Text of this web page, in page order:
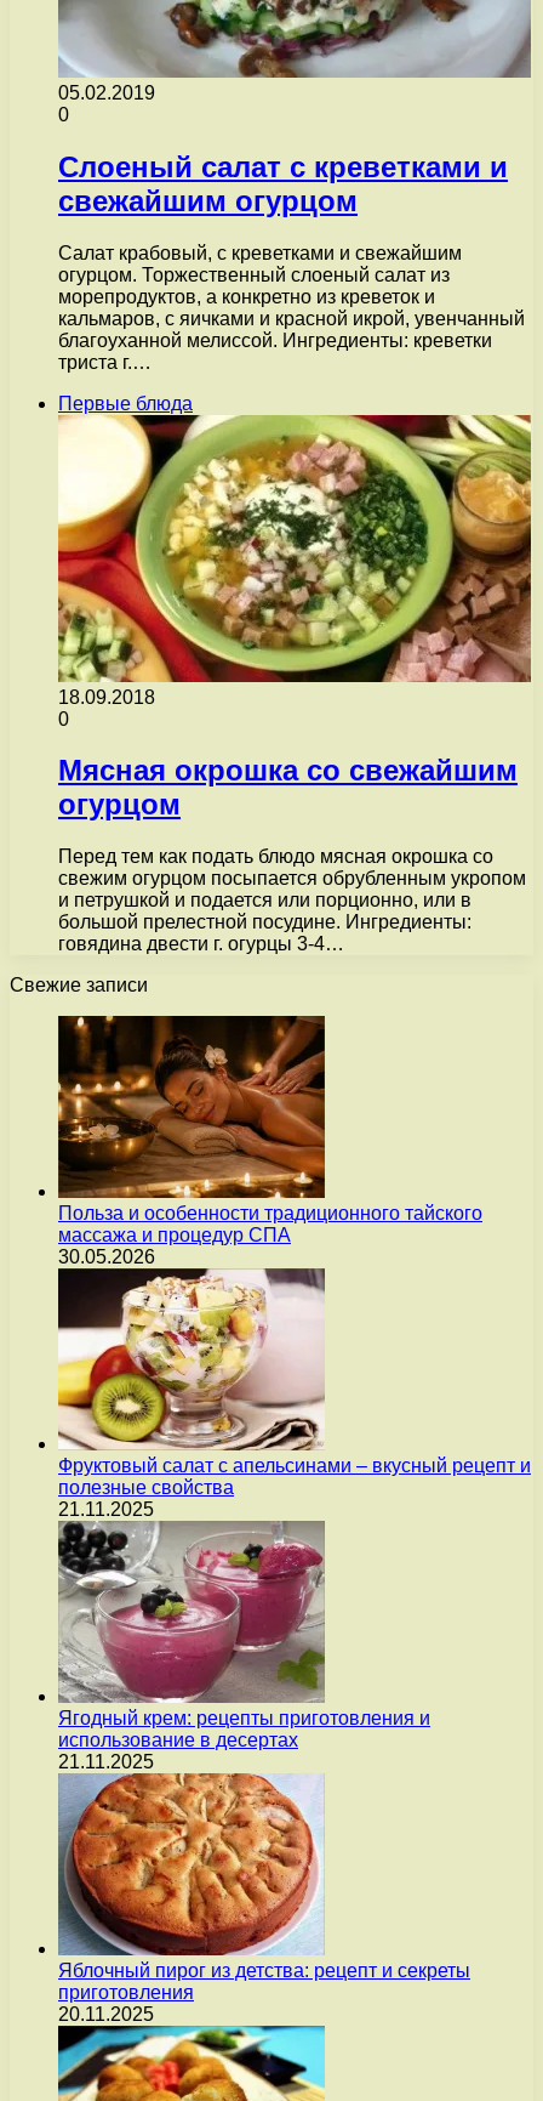
05.02.2019
0
Слоеный салат с креветками и
свежайшим огурцом
Салат крабовый, с креветками и свежайшим
огурцом. Торжественный слоеный салат из
морепродуктов, а конкретно из креветок и
кальмаров, с яичками и красной икрой, увенчанный
благоуханной мелиссой. Ингредиенты: креветки
триста г.…
Первые блюда
18.09.2018
0
Мясная окрошка со свежайшим
огурцом
Перед тем как подать блюдо мясная окрошка со
свежим огурцом посыпается обрубленным укропом
и петрушкой и подается или порционно, или в
большой прелестной посудине. Ингредиенты:
говядина двести г. огурцы 3-4…
Свежие записи
Польза и особенности традиционного тайского
массажа и процедур СПА
30.05.2026
Фруктовый салат с апельсинами – вкусный рецепт и
полезные свойства
21.11.2025
Ягодный крем: рецепты приготовления и
использование в десертах
21.11.2025
Яблочный пирог из детства: рецепт и секреты
приготовления
20.11.2025